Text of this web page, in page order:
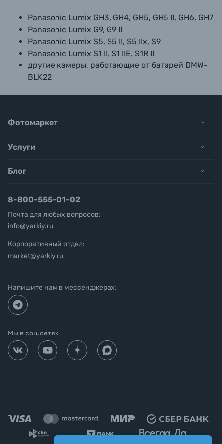
Panasonic Lumix GH3, GH4, GH5, GH5 II, GH6, GH7
Panasonic Lumix G9, G9 II
Panasonic Lumix S5, S5 II, S5 IIx, S9
Panasonic Lumix S1 II, S1 IIE, S1R II
другие камеры, работающие от батарей DMW-
BLK22
Фотомаркет
Услуги
Блог
8-800-555-01-02
Почта для любых вопросов:
info@yarkiy.ru
Корпоративный отдел:
market@yarkiy.ru
Напишите нам в мессенджерах:
Мы в соц.сетях